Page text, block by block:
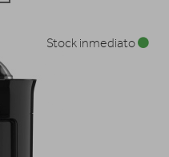
Stock inmediato